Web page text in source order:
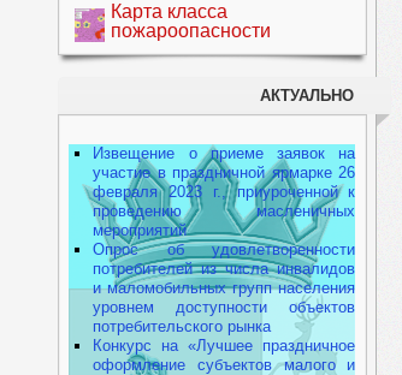
Карта класса
пожароопасности
АКТУАЛЬНО
Извещение о приеме заявок на
участие в праздничной ярмарке 26
февраля 2023 г., приуроченной к
проведению масленичных
мероприятий
Опрос об удовлетворенности
потребителей из числа инвалидов
и маломобильных групп населения
уровнем доступности объектов
потребительского рынка
Конкурс на «Лучшее праздничное
оформление субъектов малого и